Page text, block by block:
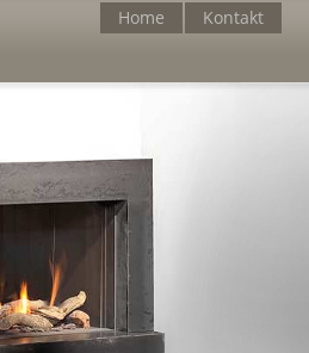
Kontakt
Home